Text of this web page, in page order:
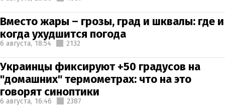
Вместо жары – грозы, град и шквалы: где и
когда ухудшится погода
6 августа, 18:54 2132
Украинцы фиксируют +50 градусов на
"домашних" термометрах: что на это
говорят синоптики
6 августа, 16:46 2387